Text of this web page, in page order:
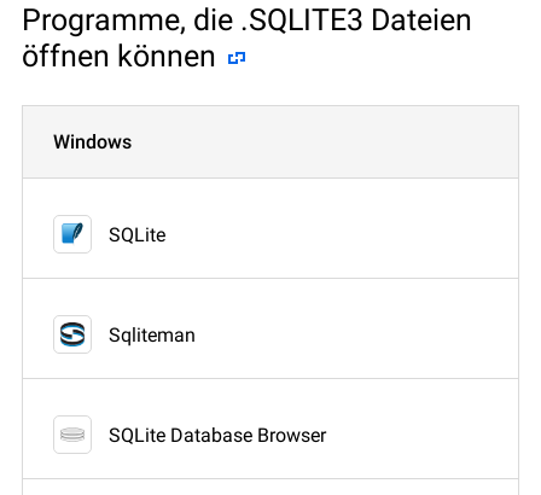
Programme, die .SQLITE3 Dateien
öffnen können
Windows
SQLite
Sqliteman
SQLite Database Browser